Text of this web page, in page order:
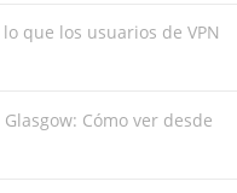
que los usuarios de VPN
Cómo ver desde